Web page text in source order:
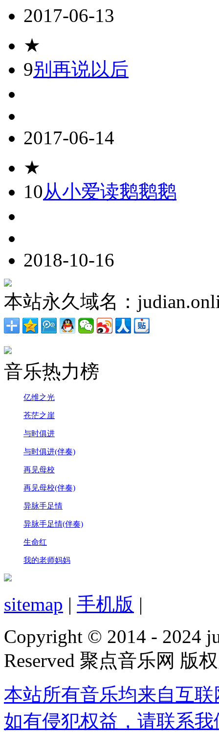
2017-06-13
★
9别再说以后
2017-06-14
★
10从小爱读鹅鹅鹅
2018-10-16
本站永久域名：
音乐热力榜
亿维之光
苍茫之崖
与时俱进
与时俱进(伴奏)
再见母校
再见母校(伴奏)
异脉手足情
异脉手足情(伴奏)
生命红
我的老师妈妈
sitemap | 手机版 |
Copyright © 2014 - 2024
Reserved 聚点音乐网 版
本站所有音乐均来自互
如有侵犯权益，请联系